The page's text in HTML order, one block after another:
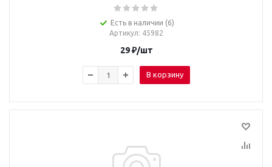
Есть в наличии (6)
Артикул: 45982
29₽/шт
В корзину